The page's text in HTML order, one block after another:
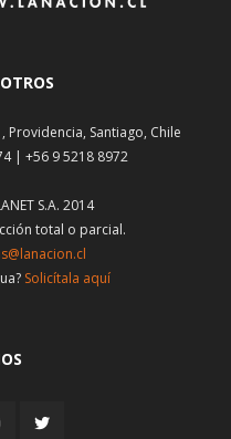
Providencia, Santiago, Chile
| +56 9 5218 8972
S.A. 2014
total o parcial.
Solicítala aquí